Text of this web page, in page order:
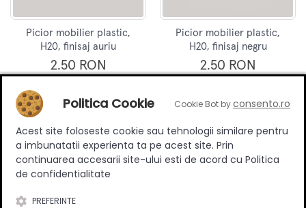
Picior mobilier plastic,
H20, finisaj auriu
2.50 RON
Picior mobilier plastic,
H20, finisaj negru
2.50 RON
Specificatii
Politica Cookie Cookie Bot byconsento.ro
Acest site foloseste cookie sau tehnologii similare pentru
a imbunatatii experienta ta pe acest site. Prin
continuarea accesarii site-ului esti de acord cu Politica
de confidentialitate
PREFERINTE